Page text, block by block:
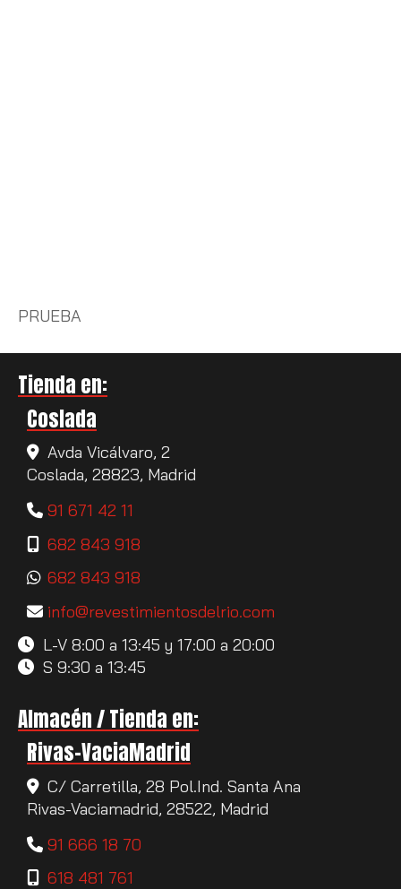
PRUEBA
Tienda en:
Coslada
Avda Vicálvaro, 2
Coslada, 28823, Madrid
91 671 42 11
682 843 918
682 843 918
info
revestimientosdelrio.com
L-V 8:00 a 13:45 y 17:00 a 20:00
S 9:30 a 13:45
Almacén / Tienda en:
Rivas-VaciaMadrid
C/ Carretilla, 28 Pol.Ind. Santa Ana
Rivas-Vaciamadrid, 28522, Madrid
91 666 18 70
618 481 761